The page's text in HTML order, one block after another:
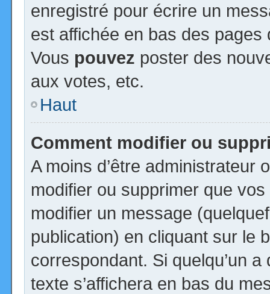
enregistré pour écrire un
est affichée en bas des
Vous pouvez poster des
aux votes, etc.
Haut
Comment modifier ou
A moins d’être administrateur
modifier ou supprimer que
modifier un message
publication) en cliquant sur le
correspondant. Si quelqu’un
texte s’affichera en bas du